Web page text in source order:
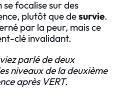
se focalise sur des
plutôt que desurvie.
par la peur, mais ce
clé invalidant.
parlé de deux
niveaux de la deuxième
après VERT.